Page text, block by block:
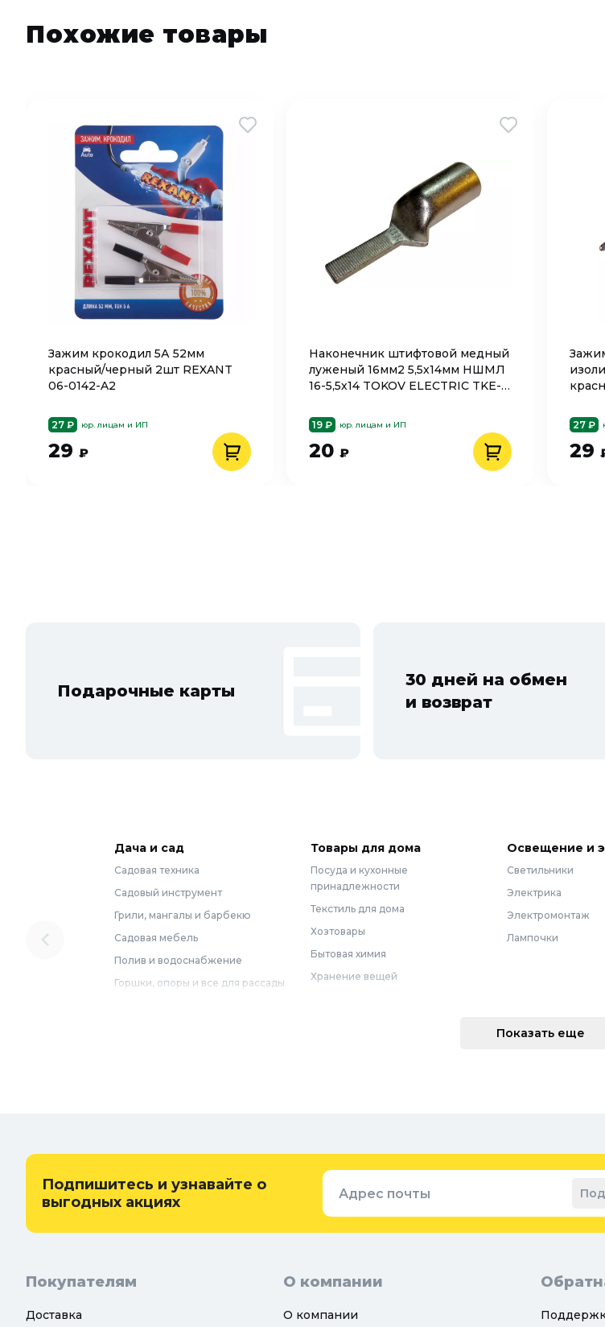
Похожие товары
Зажим крокодил 5А 52мм
красный/черный 2шт REXANT
06-0142-A2
27 ₽ юр. лицам и ИП
29 ₽
Наконечник штифтовой медный
луженый 16мм2 5,5х14мм НШМЛ
16-5,5х14 TOKOV ELECTRIC TKE-
19 ₽ юр. лицам и ИП
20 ₽
27 ₽
29
Подарочные карты
30 дней на обмен
и возврат
Дача и сад
Садовая техника
Садовый инструмент
Грили, мангалы и барбекю
Садовая мебель
Полив и водоснабжение
Горшки, опоры и все для рассады
Теплицы, парники и укрывной
материал
Товары для дома
Посуда и кухонные
принадлежности
Текстиль для дома
Хозтовары
Бытовая химия
Хранение вещей
Придверные коврики
Освещение и
Светильники
Электрика
Электромонтаж
Лампочки
Показать еще
Подпишитесь и узнавайте о
выгодных акциях
Адрес почты
Покупателям
Доставка
О компании
О компании